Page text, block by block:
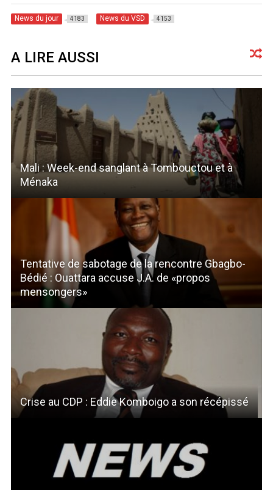
News du jour 4183 News du VSD 4153
A LIRE AUSSI
Mali : Week-end sanglant à Tombouctou et à
Ménaka
Tentative de sabotage de la rencontre Gbagbo-
Bédié : Ouattara accuse J.A. de «propos
mensongers»
Crise au CDP : Eddie Komboigo a son récépissé